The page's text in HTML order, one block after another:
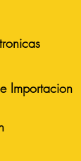
Importacion